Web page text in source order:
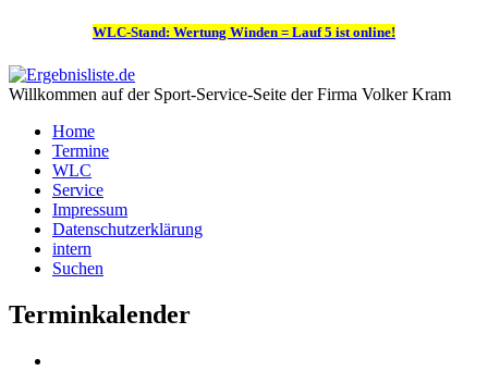
WLC-Stand: Wertung Winden = Lauf 5 ist online!
Willkommen auf der Sport-Service-Seite der Firma Volker Kram
Home
Termine
WLC
Service
Impressum
Datenschutzerklärung
intern
Suchen
Terminkalender